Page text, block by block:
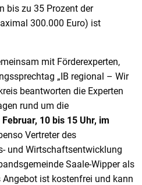
bis zu 35 Prozent der
300.000 Euro) ist
mit Förderexperten,
„IB regional – Wir
beantworten die Experten
rund um die
Februar, 10 bis 15 Uhr, im
Vertreter des
und Wirtschaftsentwicklung
Saale-Wipper als
ist kostenfrei und kann